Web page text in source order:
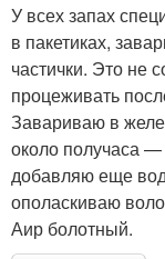
У всех запах
в пакетиках,
частички. Это не
процеживать
Завариваю в
около получаса
добавляю еще
ополаскиваю
Аир болотный.